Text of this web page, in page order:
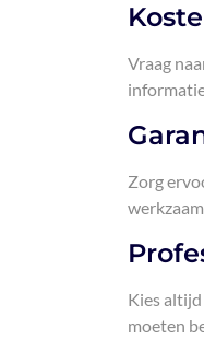
Vraag
Zorg
Kies
moeten